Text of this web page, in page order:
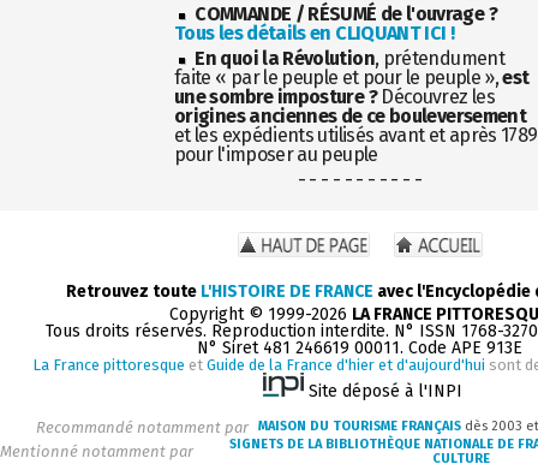
COMMANDE / RÉSUMÉ de l'ouvrage ?
Tous les détails en CLIQUANT ICI !
En quoi la Révolution, prétendument
faite « par le peuple et pour le peuple »,est
une sombre imposture ?Découvrez les
origines anciennes de ce bouleversement
et les expédients utilisés avant et après 1789
pour l'imposer au peuple
- - - - - - - - - - -
Retrouvez toute L'HISTOIRE DE FRANCE avec
Copyright © 1999-2026 LA FRANCE
Tous droits réservés. Reproduction interdite. N° ISSN 1768-
N° Siret 481 246619 00011. Code APE 913E
La France pittoresque et Guide de la France d'hier et d'aujourd'hui sont
Site déposé à l'INPI
Recommandé notamment par MAISON DU TOURISME FRANÇAIS dès 2003
Mentionné notamment par
SIGNETS DE LA BIBLIOTHÈQUE NATIONALE DE
CULTURE